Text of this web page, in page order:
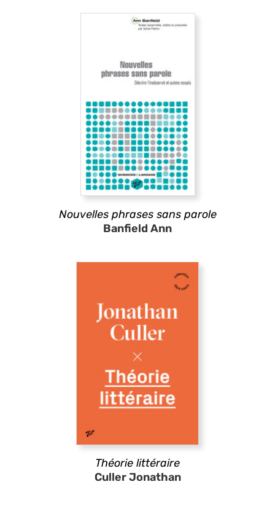
Nouvelles phrases sans parole
Banfield Ann
Théorie littéraire
Culler Jonathan